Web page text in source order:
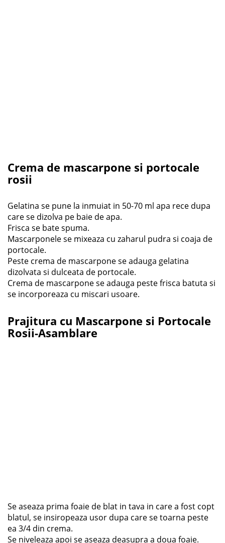
Crema de mascarpone si portocale
rosii
Gelatina se pune la inmuiat in 50-70 ml apa rece dupa
care se dizolva pe baie de apa.
Frisca se bate spuma.
Mascarponele se mixeaza cu zaharul pudra si coaja de
portocale.
Peste crema de mascarpone se adauga gelatina
dizolvata si dulceata de portocale.
Crema de mascarpone se adauga peste frisca batuta si
se incorporeaza cu miscari usoare.
Prajitura cu Mascarpone si Portocale
Rosii-Asamblare
Se aseaza prima foaie de blat in tava in care a fost copt
blatul, se insiropeaza usor dupa care se toarna peste
ea 3/4 din crema.
Se niveleaza apoi se aseaza deasupra a doua foaie.